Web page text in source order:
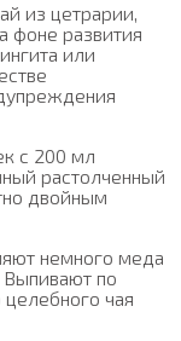
из цетрарии,
фоне развития
или
с 200 мл
растолченный
двойным
немного меда
Выпивают по
чая